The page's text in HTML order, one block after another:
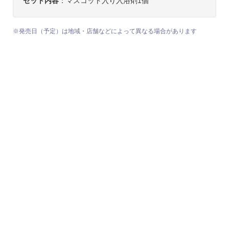
※発売日（予定）は地域・店舗などによって異なる場合があります